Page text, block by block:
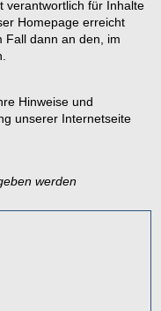
verantwortlich für Inhalte
Homepage erreicht
Fall dann an den, im
Hinweise und
unserer Internetseite
werden